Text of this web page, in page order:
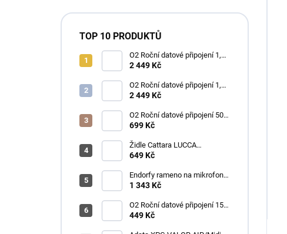
TOP 10 PRODUKTŮ
O2 Roční datové připojení 1,2
TB
2 449 Kč
O2 Roční datové připojení 1,2
TB
2 449 Kč
O2 Roční datové připojení 50
GB
699 Kč
Židle Cattara LUCCA
kempingová skládací modrá
649 Kč
Endorfy rameno na mikrofon
Broadcast Low Profile Boom
hlava / černý
1 343 Kč
O2 Roční datové připojení 15
GB
449 Kč